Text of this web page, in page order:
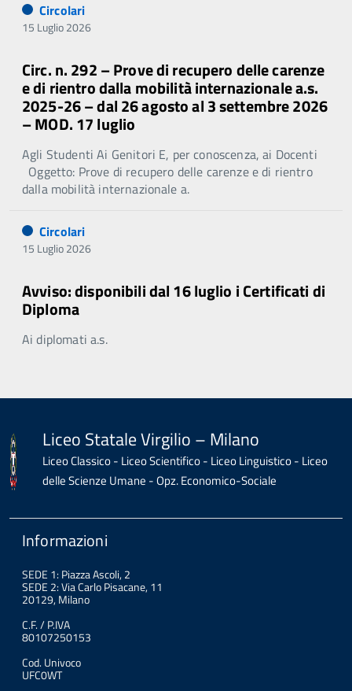
Circolari
15 Luglio 2026
Circ. n. 292 – Prove di recupero delle carenze
e di rientro dalla mobilità internazionale a.s.
2025-26 – dal 26 agosto al 3 settembre 2026
– MOD. 17 luglio
Agli Studenti Ai Genitori E, per conoscenza, ai Docenti
Oggetto: Prove di recupero delle carenze e di rientro
dalla mobilità internazionale a.
Circolari
15 Luglio 2026
Avviso: disponibili dal 16 luglio i Certificati di
Diploma
Ai diplomati a.s.
Liceo Statale Virgilio – Milano
Liceo Classico - Liceo Scientifico - Liceo Linguistico - Liceo
delle Scienze Umane - Opz. Economico-Sociale
Informazioni
SEDE 1: Piazza Ascoli, 2
SEDE 2: Via Carlo Pisacane, 11
20129, Milano
C.F. / P.IVA
80107250153
Cod. Univoco
UFC0WT